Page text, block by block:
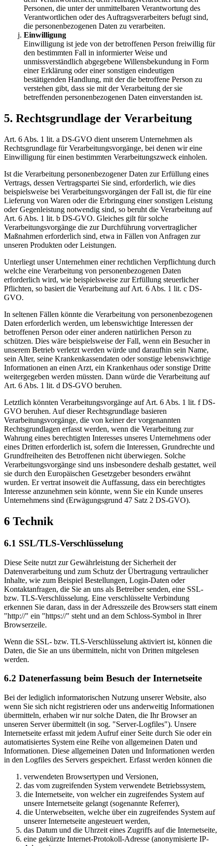
Personen, die unter der unmittelbaren Verantwortung des
Verantwortlichen oder des Auftragsverarbeiters befugt sind,
die personenbezogenen Daten zu verarbeiten.
Einwilligung
Einwilligung ist jede von der betroffenen Person freiwillig für
den bestimmten Fall in informierter Weise und
unmissverständlich abgegebene Willensbekundung in Form
einer Erklärung oder einer sonstigen eindeutigen
bestätigenden Handlung, mit der die betroffene Person zu
verstehen gibt, dass sie mit der Verarbeitung der sie
betreffenden personenbezogenen Daten einverstanden ist.
5. Rechtsgrundlage der Verarbeitung
Art. 6 Abs. 1 lit. a DS-GVO dient unserem Unternehmen als
Rechtsgrundlage für Verarbeitungsvorgänge, bei denen wir eine
Einwilligung für einen bestimmten Verarbeitungszweck einholen.
Ist die Verarbeitung personenbezogener Daten zur Erfüllung eines
Vertrags, dessen Vertragspartei Sie sind, erforderlich, wie dies
beispielsweise bei Verarbeitungsvorgängen der Fall ist, die für eine
Lieferung von Waren oder die Erbringung einer sonstigen Leistung
oder Gegenleistung notwendig sind, so beruht die Verarbeitung auf
Art. 6 Abs. 1 lit. b DS-GVO. Gleiches gilt für solche
Verarbeitungsvorgänge die zur Durchführung vorvertraglicher
Maßnahmen erforderlich sind, etwa in Fällen von Anfragen zur
unseren Produkten oder Leistungen.
Unterliegt unser Unternehmen einer rechtlichen Verpflichtung durch
welche eine Verarbeitung von personenbezogenen Daten
erforderlich wird, wie beispielsweise zur Erfüllung steuerlicher
Pflichten, so basiert die Verarbeitung auf Art. 6 Abs. 1 lit. c DS-
GVO.
In seltenen Fällen könnte die Verarbeitung von personenbezogenen
Daten erforderlich werden, um lebenswichtige Interessen der
betroffenen Person oder einer anderen natürlichen Person zu
schützen. Dies wäre beispielsweise der Fall, wenn ein Besucher in
unserem Betrieb verletzt werden würde und daraufhin sein Name,
sein Alter, seine Krankenkassendaten oder sonstige lebenswichtige
Informationen an einen Arzt, ein Krankenhaus oder sonstige Dritte
weitergegeben werden müssten. Dann würde die Verarbeitung auf
Art. 6 Abs. 1 lit. d DS-GVO beruhen.
Letztlich könnten Verarbeitungsvorgänge auf Art. 6 Abs. 1 lit. f DS-
GVO beruhen. Auf dieser Rechtsgrundlage basieren
Verarbeitungsvorgänge, die von keiner der vorgenannten
Rechtsgrundlagen erfasst werden, wenn die Verarbeitung zur
Wahrung eines berechtigten Interesses unseres Unternehmens oder
eines Dritten erforderlich ist, sofern die Interessen, Grundrechte und
Grundfreiheiten des Betroffenen nicht überwiegen. Solche
Verarbeitungsvorgänge sind uns insbesondere deshalb gestattet, weil
sie durch den Europäischen Gesetzgeber besonders erwähnt
wurden. Er vertrat insoweit die Auffassung, dass ein berechtigtes
Interesse anzunehmen sein könnte, wenn Sie ein Kunde unseres
Unternehmens sind (Erwägungsgrund 47 Satz 2 DS-GVO).
6 Technik
6.1 SSL/TLS-Verschlüsselung
Diese Seite nutzt zur Gewährleistung der Sicherheit der
Datenverarbeitung und zum Schutz der Übertragung vertraulicher
Inhalte, wie zum Beispiel Bestellungen, Login-Daten oder
Kontaktanfragen, die Sie an uns als Betreiber senden, eine SSL-
bzw. TLS-Verschlüsselung. Eine verschlüsselte Verbindung
erkennen Sie daran, dass in der Adresszeile des Browsers statt einem
"http://" ein "https://" steht und an dem Schloss-Symbol in Ihrer
Browserzeile.
Wenn die SSL- bzw. TLS-Verschlüsselung aktiviert ist, können die
Daten, die Sie an uns übermitteln, nicht von Dritten mitgelesen
werden.
6.2 Datenerfassung beim Besuch der Internetseite
Bei der lediglich informatorischen Nutzung unserer Website, also
wenn Sie sich nicht registrieren oder uns anderweitig Informationen
übermitteln, erhaben wir nur solche Daten, die Ihr Browser an
unseren Server übermittelt (in sog. "Server-Logfiles"). Unsere
Internetseite erfasst mit jedem Aufruf einer Seite durch Sie oder ein
automatisiertes System eine Reihe von allgemeinen Daten und
Informationen. Diese allgemeinen Daten und Informationen werden
in den Logfiles des Servers gespeichert. Erfasst werden können die
verwendeten Browsertypen und Versionen,
das vom zugreifenden System verwendete Betriebssystem,
die Internetseite, von welcher ein zugreifendes System auf
unsere Internetseite gelangt (sogenannte Referrer),
die Unterwebseiten, welche über ein zugreifendes System auf
unserer Internetseite angesteuert werden,
das Datum und die Uhrzeit eines Zugriffs auf die Internetseite,
eine gekürzte Internet-Protokoll-Adresse (anonymisierte IP-